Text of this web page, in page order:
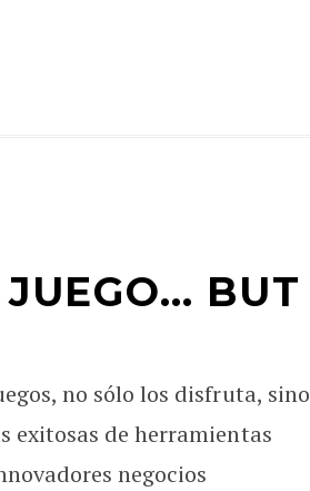
BUT
no sólo los disfruta, sino
exitosas de herramientas
negocios